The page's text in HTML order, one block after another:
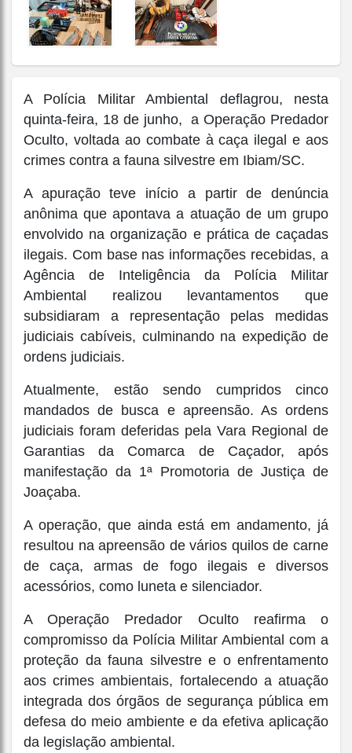
A Polícia Militar Ambiental deflagrou, nesta
quinta-feira, 18 de junho, a Operação Predador
Oculto, voltada ao combate à caça ilegal e aos
crimes contra a fauna silvestre em Ibiam/SC.
A apuração teve início a partir de denúncia
anônima que apontava a atuação de um grupo
envolvido na organização e prática de caçadas
ilegais. Com base nas informações recebidas, a
Agência de Inteligência da Polícia Militar
Ambiental realizou levantamentos que
subsidiaram a representação pelas medidas
judiciais cabíveis, culminando na expedição de
ordens judiciais.
Atualmente, estão sendo cumpridos cinco
mandados de busca e apreensão. As ordens
judiciais foram deferidas pela Vara Regional de
Garantias da Comarca de Caçador, após
manifestação da 1ª Promotoria de Justiça de
Joaçaba.
A operação, que ainda está em andamento, já
resultou na apreensão de vários quilos de carne
de caça, armas de fogo ilegais e diversos
acessórios, como luneta e silenciador.
A Operação Predador Oculto reafirma o
compromisso da Polícia Militar Ambiental com a
proteção da fauna silvestre e o enfrentamento
aos crimes ambientais, fortalecendo a atuação
integrada dos órgãos de segurança pública em
defesa do meio ambiente e da efetiva aplicação
da legislação ambiental.